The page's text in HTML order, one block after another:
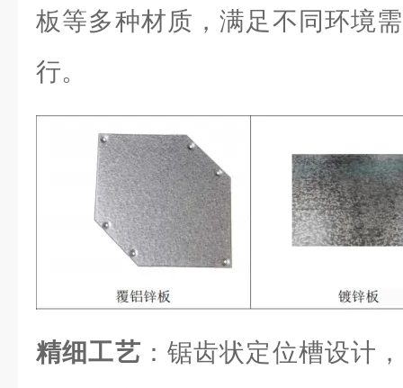
板等多种材质，满足不同环境
行。
精细工艺 ：锯齿状定位槽设计